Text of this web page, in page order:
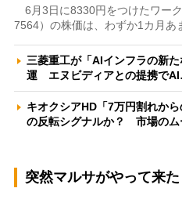
6月3日に8330円をつけたワー
7564）の株価は、わずか1カ月あ
三菱重工が「AIインフラの新
運 エヌビディアとの提携で
キオクシアHD「7万円割れか
の反転シグナルか？ 市場の
突然マルサがやって来た